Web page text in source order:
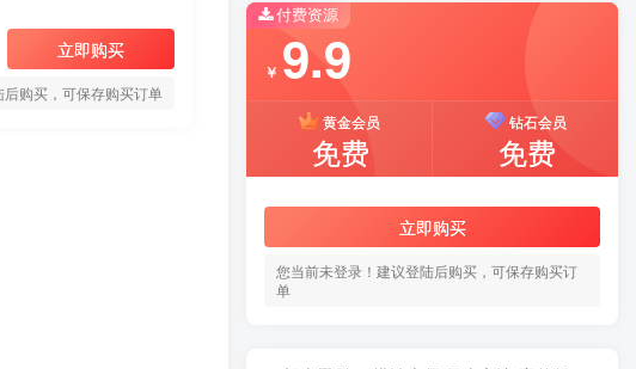
立即购买
购买，可保存购买订单
付费资源
￥ 9.9
黄金会员
免费
钻石会员
免费
立即购买
您当前未登录！建议登陆后购买，可保存购买订
单